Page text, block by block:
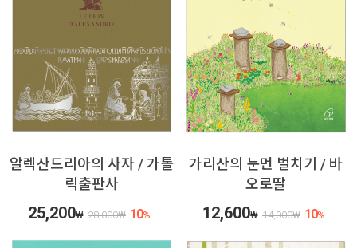
알렉산드리아의 사자 / 가톨
릭출판사
25,200₩ 28,000₩ 10%
가리산의 눈먼 벌치기 / 바
오로딸
12,600₩ 14,000₩ 10%